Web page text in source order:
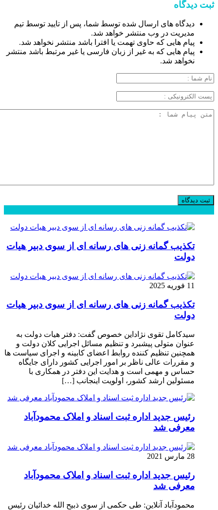
ثبت دیدگاه
دیدگاه های ارسال شده توسط شما، پس از تایید توسط تیم
مدیریت در وب منتشر خواهد شد.
پیام هایی که حاوی تهمت یا افترا باشد منتشر نخواهد شد.
پیام هایی که به غیر از زبان فارسی یا غیر مرتبط باشد منتشر
نخواهد شد.
تکذیب گمانه زنی های رسانه ای از سوی دبیر هیات
دولت
11 فوریه 2025
تکذیب گمانه زنی های رسانه ای از سوی دبیر هیات
دولت
سیدکامل تقوی نژاداین خصوص گفت: دفتر هیات دولت به
عنوان متولی پیشبرد و تنظیم مسائل اجرایی کلان دولت و
همچنین تنظیم کننده روابط اعضای کابینه و اجرای سیاست ها
و مقررات عالی ناظر بر امور اجرایی کشور دارای جایگاه
حساس و مهمی است و هدایت این دفتر در همکاری با
مسئولین ارشد کشور، اولویت اینجانب […]
رئیس جدید اداره ثبت اسناد و املاک محمودآباد
معرفی شد
28 مارس 2021
رئیس جدید اداره ثبت اسناد و املاک محمودآباد
معرفی شد
محمودآباد آنلاین: طی حکمی از سوی ذبیح الله خدائیان رئیس